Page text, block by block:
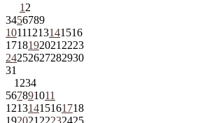
1 2
3456789
10111213141516
1718192021 2223
24252627282930
31
1 234
567891011
12131415161718
192021 22232425